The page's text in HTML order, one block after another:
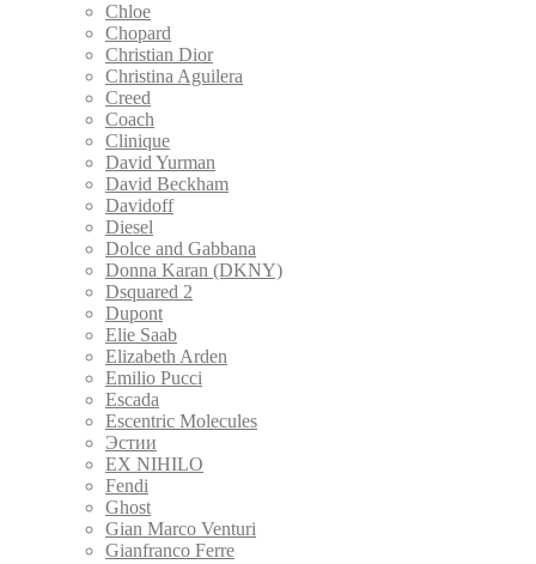
Chloe
Chopard
Christian Dior
Christina Aguilera
Creed
Coach
Clinique
David Yurman
David Beckham
Davidoff
Diesel
Dolce and Gabbana
Donna Karan (DKNY)
Dsquared 2
Dupont
Elie Saab
Elizabeth Arden
Emilio Pucci
Escada
Escentric Molecules
Эстии
EX NIHILO
Fendi
Ghost
Gian Marco Venturi
Gianfranco Ferre